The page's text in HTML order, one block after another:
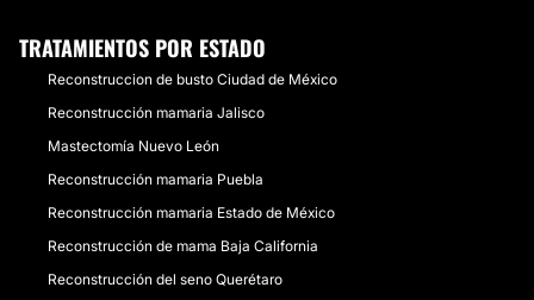
TRATAMIENTOS POR ESTADO
Reconstruccion de busto Ciudad de México
Reconstrucción mamaria Jalisco
Mastectomía Nuevo León
Reconstrucción mamaria Puebla
Reconstrucción mamaria Estado de México
Reconstrucción de mama Baja California
Reconstrucción del seno Querétaro